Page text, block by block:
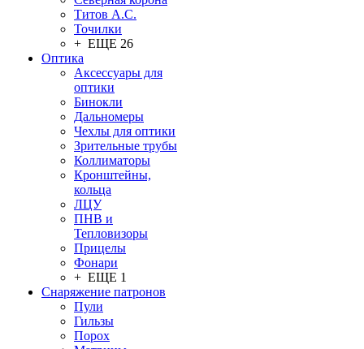
Титов А.С.
Точилки
+ ЕЩЕ 26
Оптика
Аксессуары для
оптики
Бинокли
Дальномеры
Чехлы для оптики
Зрительные трубы
Коллиматоры
Кронштейны,
кольца
ЛЦУ
ПНВ и
Тепловизоры
Прицелы
Фонари
+ ЕЩЕ 1
Снаряжение патронов
Пули
Гильзы
Порох